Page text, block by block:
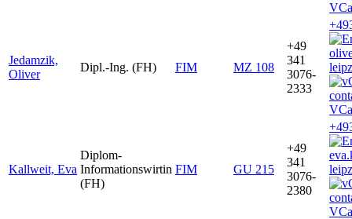
Jedamzik,
Oliver
Dipl.-Ing. (FH) FIM MZ 108
+49
341
3076-
2333
Kallweit, Eva
Diplom-
Informationswirtin
(FH)
FIM GU 215
+49
341
3076-
2380